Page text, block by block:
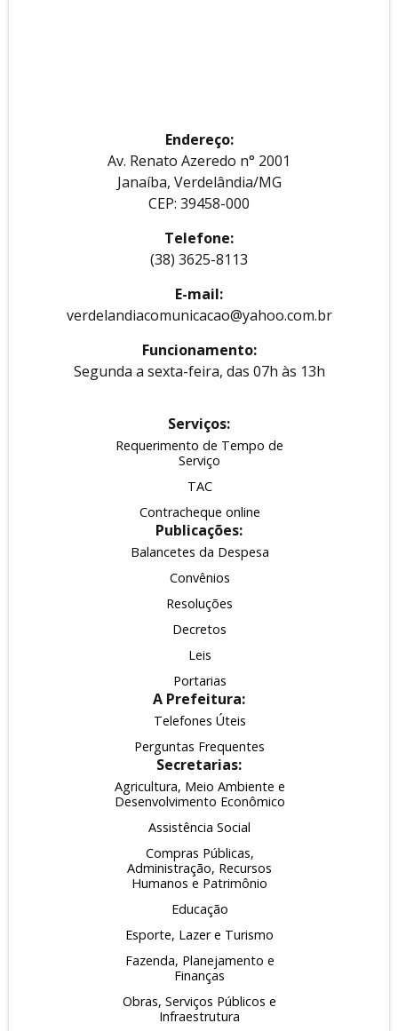
Endereço:
Av. Renato Azeredo n° 2001
Janaíba, Verdelândia/MG
CEP: 39458-000
Telefone:
(38) 3625-8113
E-mail:
verdelandiacomunicacao@yahoo.com.br
Funcionamento:
Segunda a sexta-feira, das 07h às 13h
Serviços:
Requerimento de Tempo de
Serviço
TAC
Contracheque online
Publicações:
Balancetes da Despesa
Convênios
Resoluções
Decretos
Leis
Portarias
A Prefeitura:
Telefones Úteis
Perguntas Frequentes
Secretarias:
Agricultura, Meio Ambiente e
Desenvolvimento Econômico
Assistência Social
Compras Públicas,
Administração, Recursos
Humanos e Patrimônio
Educação
Esporte, Lazer e Turismo
Fazenda, Planejamento e
Finanças
Obras, Serviços Públicos e
Infraestrutura